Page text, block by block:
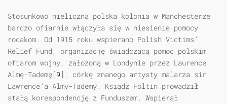
Stosunkowo nieliczna polska kolonia w Manchesterze
bardzo ofiarnie włączyła się w niesienie pomocy
rodakom. Od 1915 roku wspierano Polish Victims’
Relief Fund, organizację świadczącą pomoc polskim
ofiarom wojny, założoną w Londynie przez Laurence
Almę-Tademę[9] , córkę znanego artysty malarza sir
Lawrence’a Almy-Tademy. Ksiądz Foltin prowadził
stałą korespondencję z Funduszem. Wspierał